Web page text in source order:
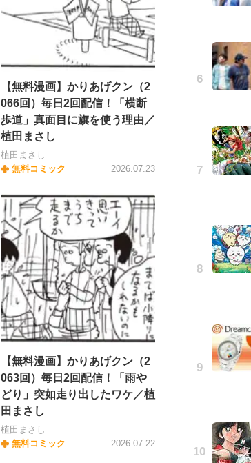
【無料漫画】かりあげクン（2
066回）毎日2回配信！「横断
歩道」真面目に旗を使う理由／
植田まさし
植田まさし
無料コミック
2026.07.23
【無料漫画】かりあげクン（2
063回）毎日2回配信！「雨や
どり」突如走り出したワケ／植
田まさし
植田まさし
無料コミック
2026.07.22